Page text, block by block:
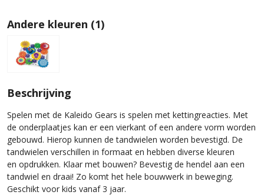
Andere kleuren (1)
Beschrijving
Spelen met de Kaleido Gears is spelen met kettingreacties. Met
de onderplaatjes kan er een vierkant of een andere vorm worden
gebouwd. Hierop kunnen de tandwielen worden bevestigd. De
tandwielen verschillen in formaat en hebben diverse kleuren
en opdrukken. Klaar met bouwen? Bevestig de hendel aan een
tandwiel en draai! Zo komt het hele bouwwerk in beweging.
Geschikt voor kids vanaf 3 jaar.